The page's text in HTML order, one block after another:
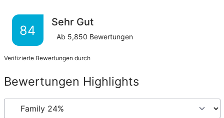
84
Sehr Gut
Ab 5,850 Bewertungen
Verifizierte Bewertungen durch
Bewertungen Highlights